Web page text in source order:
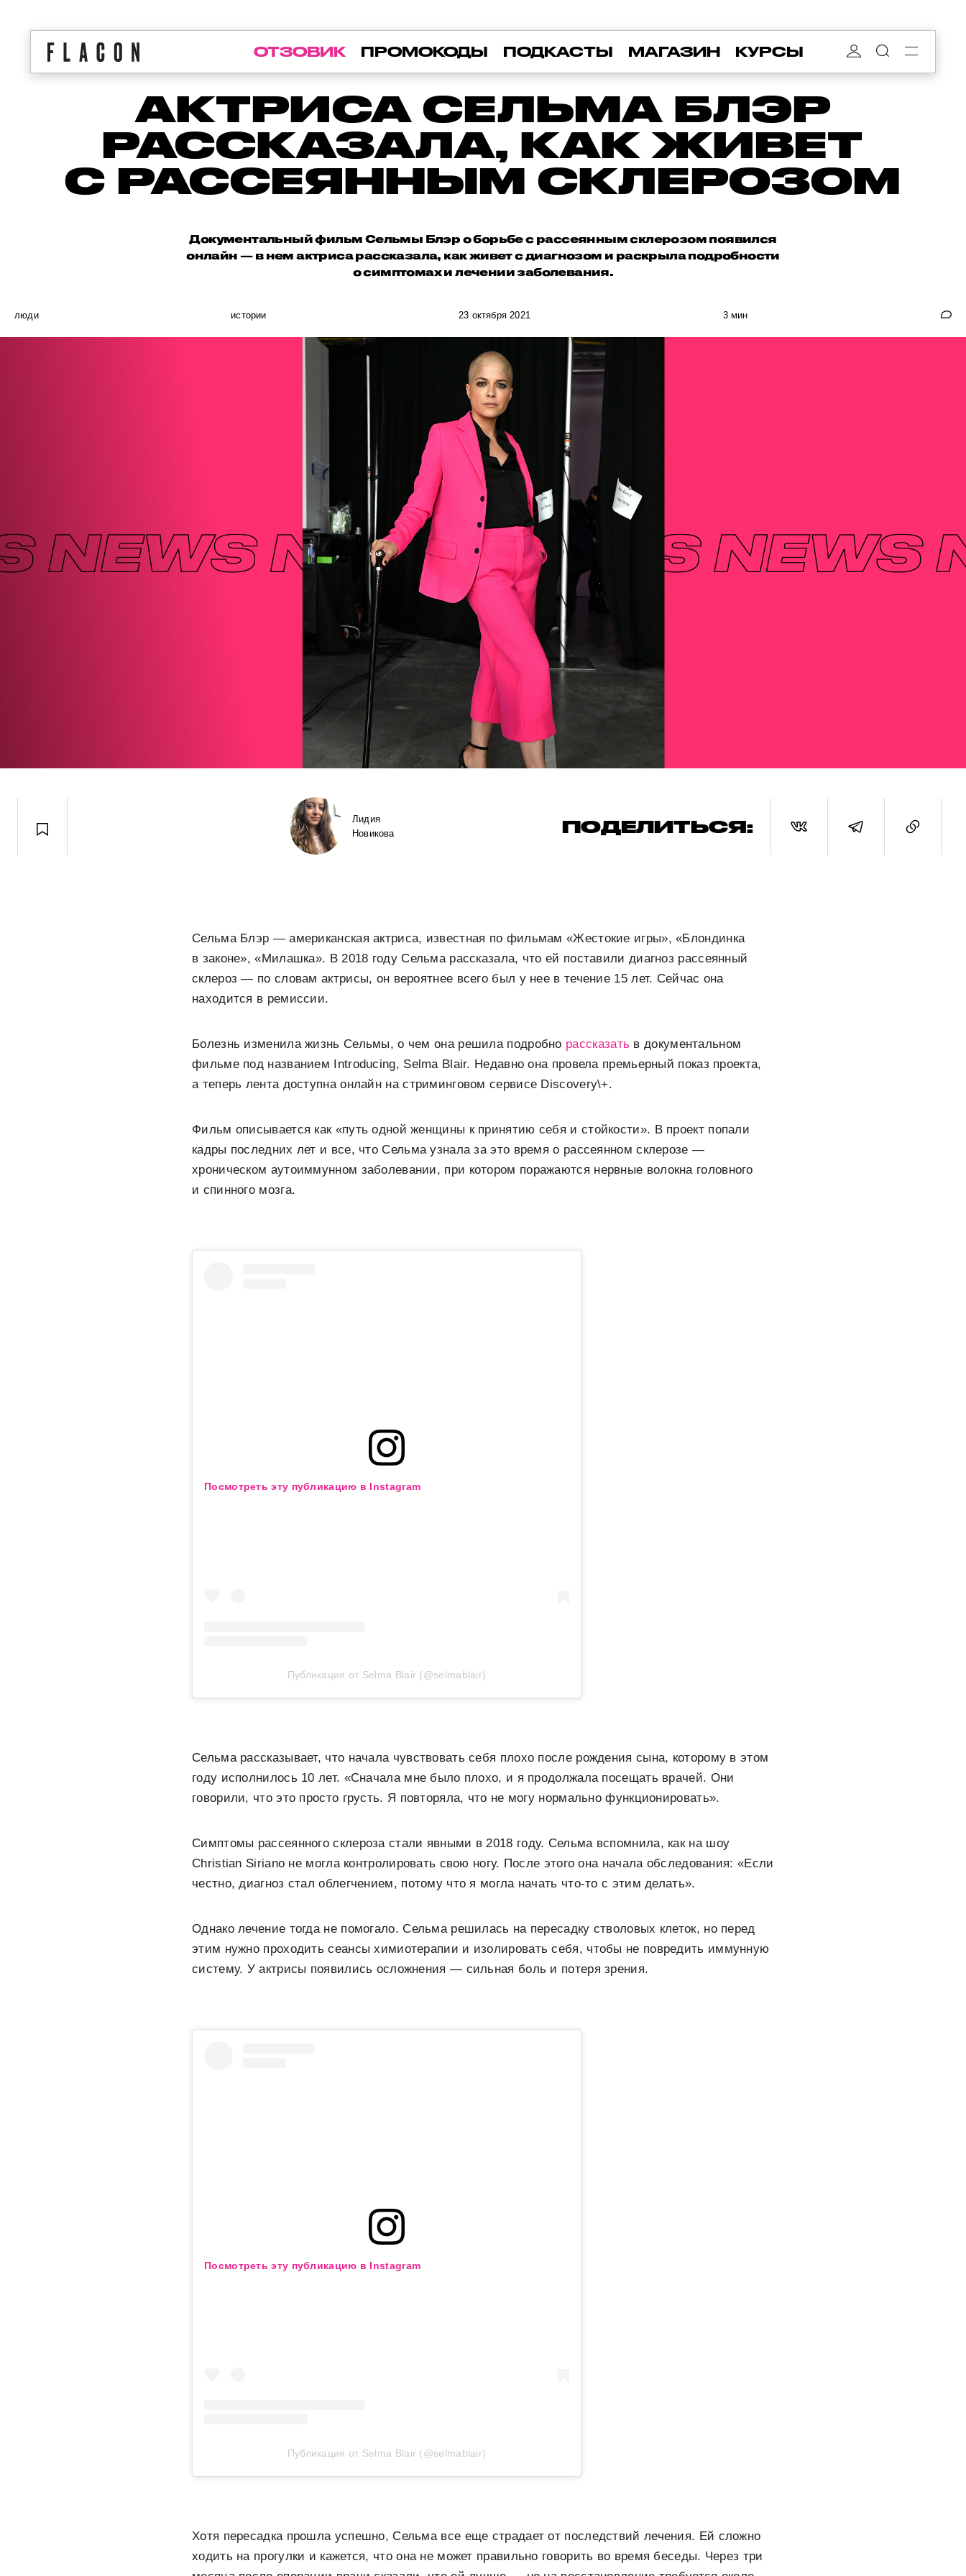
ОТЗОВИК ПРОМОКОДЫ ПОДКАСТЫ МАГАЗИН КУРСЫ
АКТРИСА СЕЛЬМА БЛЭР
РАССКАЗАЛА, КАК ЖИВЕТ
С РАССЕЯННЫМ СКЛЕРОЗОМ
Документальный фильм Сельмы Блэр о борьбе с рассеянным склерозом появился
онлайн — в нем актриса рассказала, как живет с диагнозом и раскрыла подробности
о симптомах и лечении заболевания.
люди истории 23 октября 2021 3 мин
Лидия
Новикова
ПОДЕЛИТЬСЯ:
Сельма Блэр — американская актриса, известная по фильмам «Жестокие игры», «Блондинка
в законе», «Милашка». В 2018 году Сельма рассказала, что ей поставили диагноз рассеянный
склероз — по словам актрисы, он вероятнее всего был у нее в течение 15 лет. Сейчас она
находится в ремиссии.
Болезнь изменила жизнь Сельмы, о чем она решила подробно рассказать в документальном
фильме под названием Introducing, Selma Blair. Недавно она провела премьерный показ проекта,
а теперь лента доступна онлайн на стриминговом сервисе Discovery\+.
Фильм описывается как «путь одной женщины к принятию себя и стойкости». В проект попали
кадры последних лет и все, что Сельма узнала за это время о рассеянном склерозе —
хроническом аутоиммунном заболевании, при котором поражаются нервные волокна головного
и спинного мозга.
Посмотреть эту публикацию в Instagram
Публикация от Selma Blair (@selmablair)
Сельма рассказывает, что начала чувствовать себя плохо после рождения сына, которому в этом
году исполнилось 10 лет. «Сначала мне было плохо, и я продолжала посещать врачей. Они
говорили, что это просто грусть. Я повторяла, что не могу нормально функционировать».
Симптомы рассеянного склероза стали явными в 2018 году. Сельма вспомнила, как на шоу
Christian Siriano не могла контролировать свою ногу. После этого она начала обследования: «Если
честно, диагноз стал облегчением, потому что я могла начать что-то с этим делать».
Однако лечение тогда не помогало. Сельма решилась на пересадку стволовых клеток, но перед
этим нужно проходить сеансы химиотерапии и изолировать себя, чтобы не повредить иммунную
систему. У актрисы появились осложнения — сильная боль и потеря зрения.
Посмотреть эту публикацию в Instagram
Публикация от Selma Blair (@selmablair)
Хотя пересадка прошла успешно, Сельма все еще страдает от последствий лечения. Ей сложно
ходить на прогулки и кажется, что она не может правильно говорить во время беседы. Через три